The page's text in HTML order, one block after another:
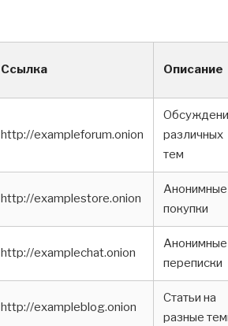
Ссылка Описание
http://exampleforum.onion
различных
тем
http://examplestore.onion
Анонимные
покупки
http://examplechat.onion
Анонимные
переписки
http://exampleblog.onion
Статьи на
разные